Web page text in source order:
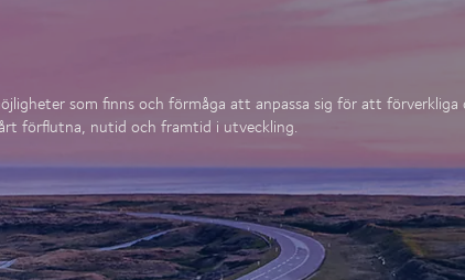
som finns och förmåga att anpassa sig för att förverkliga
förflutna, nutid och framtid i utveckling.